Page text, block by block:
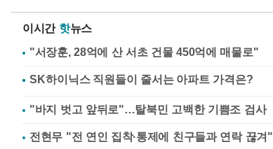
이시간 핫뉴스
"서장훈, 28억에 산 서초 건물 450억에 매물로"
"바지 벗고 앞뒤로"…탈북민 고백한 기쁨조 검사
전현무 "전 연인 집착·통제에 친구들과 연락 끊겨"